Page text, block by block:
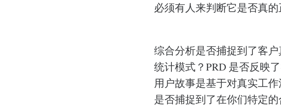
必须有人来判断它是否真的
综合分析是否捕捉到了客
统计模式？PRD 是否反映
用户故事是基于对真实工
是否捕捉到了在你们特定